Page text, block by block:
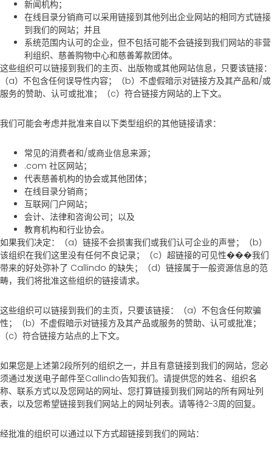
新闻机构；
在线目录分销商可以采用链接到其他列出企业网站的相同方式链接
到我们的网站；并且
系统范围内认可的企业，但不包括可能不会链接到我们网站的非营
利组织、慈善购物中心和慈善筹款团体。
这些组织可以链接到我们的主页、出版物或其他网站信息，只要该链接：
（a）不包含任何误导性内容；（b）不虚假暗示对链接方及其产品和/或
服务的赞助、认可或批准；（c）符合链接方网站的上下文。
我们可能会考虑并批准来自以下类型组织的其他链接请求：
常见的消费者和/或商业信息来源；
.com 社区网站；
代表慈善机构的协会或其他团体；
在线目录分销商；
互联网门户网站；
会计、法律和咨询公司；以及
教育机构和行业协会。
如果我们决定：（a）链接不会损害我们或我们认可企业的声誉；（b）
该组织在我们这里没有任何不良记录；（c）超链接的可见性���我们
带来的好处弥补了 Callindo 的缺失；（d）链接属于一般资源信息的范
畴，我们将批准这些组织的链接请求。
这些组织可以链接到我们的主页，只要该链接：（a）不包含任何欺骗
性；（b）不虚假暗示对链接方及其产品或服务的赞助、认可或批准；
（c）符合链接方站点的上下文。
如果您是上述第2段所列的组织之一，并且有意链接到我们的网站，您必
须通过发送电子邮件至Callindo告知我们。请提供您的姓名、组织名
称、联系方式以及您网站的网址、您打算链接到我们网站的所有网址列
表，以及您希望链接到我们网站上的网址列表。请等待2-3周的回复。
经批准的组织可以通过以下方式超链接到我们的网站：